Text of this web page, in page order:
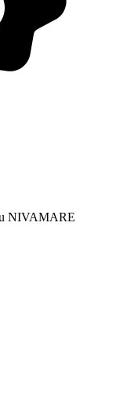
NIVAMARE